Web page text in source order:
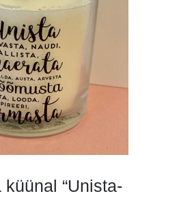
“Unista-